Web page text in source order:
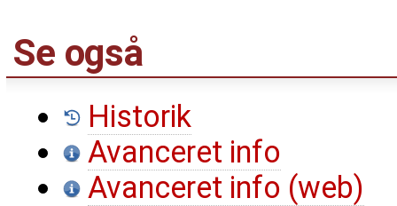
Se også
Historik
Avanceret info
Avanceret info (web)